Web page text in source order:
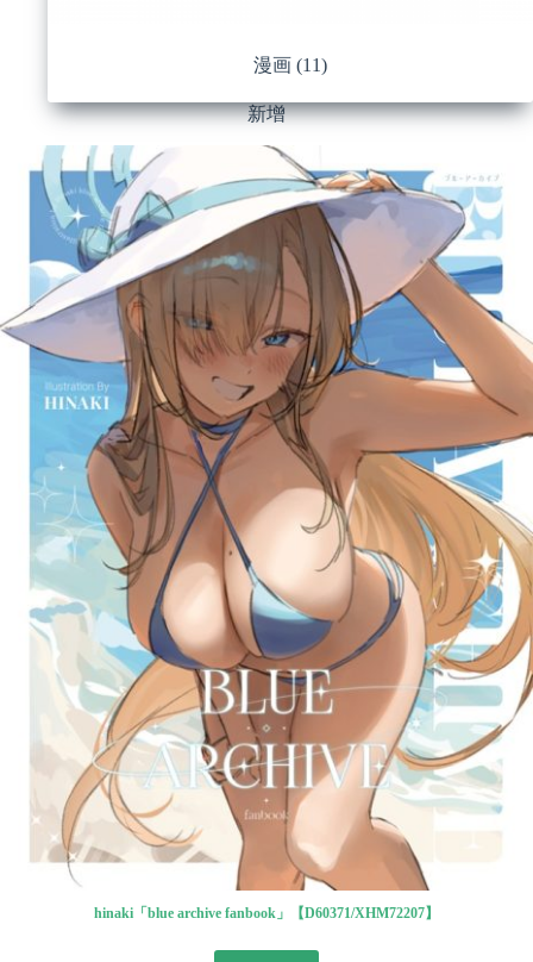
漫画 (11)
新增
hinaki「blue archive fanbook」【D60371/XHM72207】